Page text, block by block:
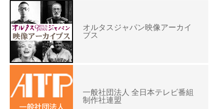
オルタスジャパン映像アーカイ
ブス
一般社団法人 全日本テレビ番組
制作社連盟